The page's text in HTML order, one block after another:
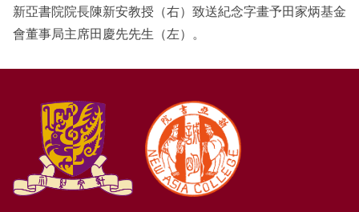
新亞書院院長陳新安教授（右）致送紀念字畫予田家炳基金
會董事局主席田慶先先生（左）。